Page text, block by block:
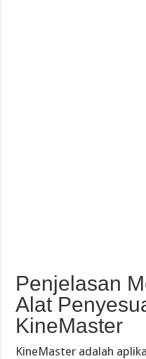
Penjelasan
Alat
KineMaster
KineMaster adalah